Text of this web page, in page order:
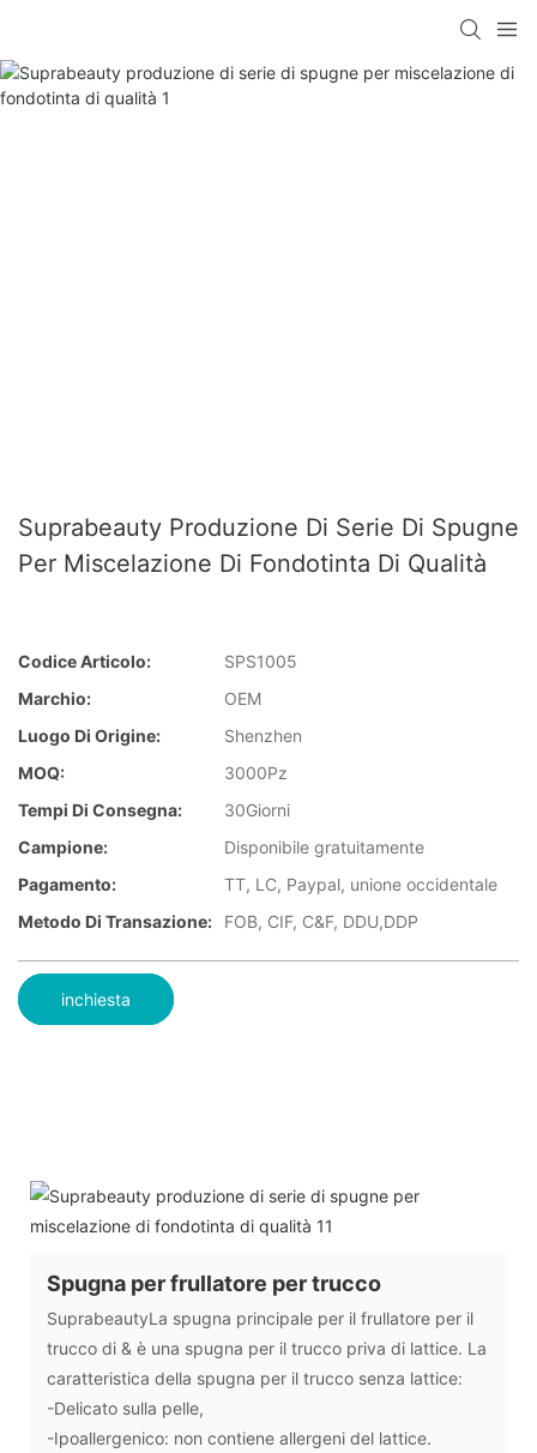
Suprabeauty Produzione Di Serie Di Spugne
Per Miscelazione Di Fondotinta Di Qualità
Codice Articolo:
SPS1005
Marchio:
OEM
Luogo Di Origine:
Shenzhen
MOQ:
3000Pz
Tempi Di Consegna:
30Giorni
Campione:
Disponibile gratuitamente
Pagamento:
TT, LC, Paypal, unione occidentale
Metodo Di Transazione:
FOB, CIF, C&F, DDU,DDP
inchiesta
Spugna per frullatore per trucco
SuprabeautyLa spugna principale per il frullatore per il
trucco di & è una spugna per il trucco priva di lattice. La
caratteristica della spugna per il trucco senza lattice:
-Delicato sulla pelle,
-Ipoallergenico: non contiene allergeni del lattice.